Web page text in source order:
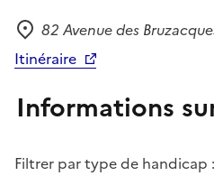
Adresse
82 Avenue des
Itinéraire
Informations
Filtrer par type de handicap :